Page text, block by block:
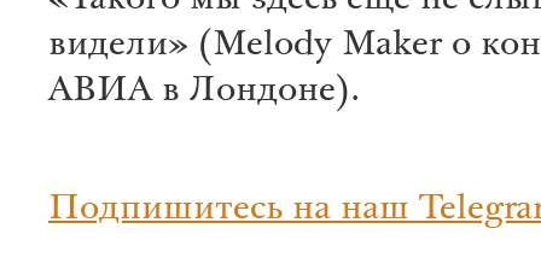
видели» (Melody Maker о
АВИА в Лондоне).
Подпишитесь на наш